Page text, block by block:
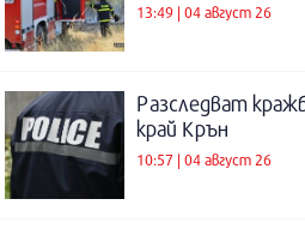
13:49 | 04 август 26
Разследват
край Крън
10:57 | 04 август 26